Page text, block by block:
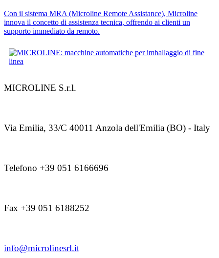
Con il sistema MRA (Microline Remote Assistance), Microline
innova il concetto di assistenza tecnica, offrendo ai clienti un
supporto immediato da remoto.
MICROLINE S.r.l.
Via Emilia, 33/C 40011 Anzola dell'Emilia (BO) - Italy
Telefono +39 051 6166696
Fax +39 051 6188252
info@microlinesrl.it